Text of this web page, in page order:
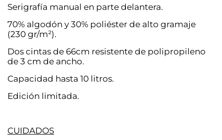
Serigrafía manual en parte delantera.
70% algodón y 30% poliéster de alto gramaje
(230 gr/m²).
Dos cintas de 66cm resistente de polipropileno
de 3 cm de ancho.
Capacidad hasta 10 litros.
Edición limitada.
CUIDADOS